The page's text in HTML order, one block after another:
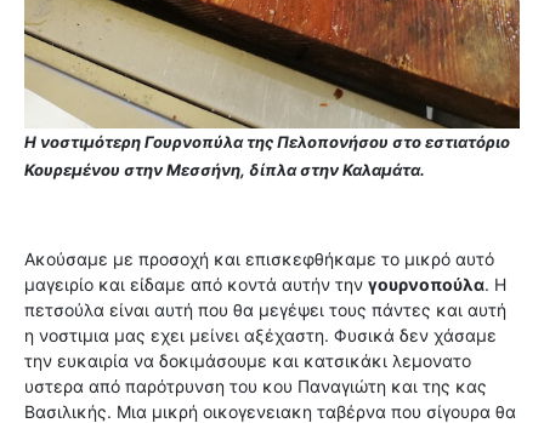
Η νοστιμότερη Γουρνοπύλα της Πελοπονήσου στο εστιατόριο
Κουρεμένου στην Μεσσήνη, δίπλα στην Καλαμάτα.
Ακούσαμε με προσοχή και επισκεφθήκαμε το μικρό αυτό
μαγειρίο και είδαμε από κοντά αυτήν την γουρνοπούλα. Η
πετσούλα είναι αυτή που θα μεγέψει τους πάντες και αυτή
η νοστιμια μας εχει μείνει αξέχαστη. Φυσικά δεν χάσαμε
την ευκαιρία να δοκιμάσουμε και κατσικάκι λεμονατο
υστερα από παρότρυνση του κου Παναγιώτη και της κας
Βασιλικής. Μια μικρή οικογενειακη ταβέρνα που σίγουρα θα